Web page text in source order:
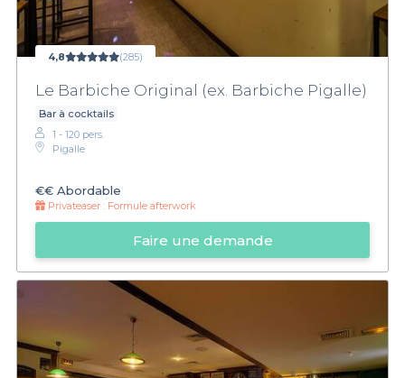
4,8 (285)
Le Barbiche Original (ex. Barbiche Pigalle)
Bar à cocktails
1 - 120 pers.
Pigalle
€€ Abordable
Privateaser : Formule afterwork
Faire une demande